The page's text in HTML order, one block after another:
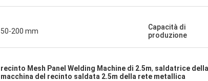
50-200 mm
Capacità di
produzione
recinto Mesh Panel Welding Machine di 2.5m, saldatrice
macchina del recinto saldata 2.5m della rete metallica